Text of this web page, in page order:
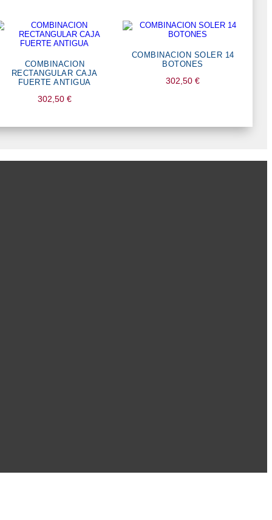
COMBINACION
RECTANGULAR CAJA
FUERTE ANTIGUA
302,50 €
COMBINACION SOLER 14
BOTONES
302,50€